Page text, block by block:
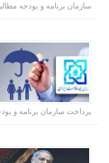
سازمان برنامه و بودجه
پرداخت سازمان برنامه و